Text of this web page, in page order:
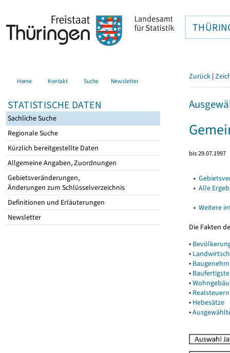
Home Kontakt Suche Newsletter
STATISTISCHE DATEN
Sachliche Suche
Regionale Suche
Kürzlich bereitgestellte Daten
Allgemeine Angaben, Zuordnungen
Gebietsveränderungen,
Änderungen zum Schlüsselverzeichnis
Definitionen und Erläuterungen
Newsletter
Zurück |
bis 29.07.1997
▸
▸ Alle
▸ Weitere
Die Fakten
▾
▾
▾
▾
▾
▾ Realsteuern
▾ Hebesätze
▾